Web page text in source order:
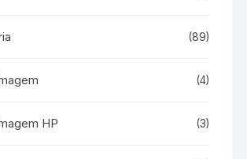
(89)
(4)
HP (3)